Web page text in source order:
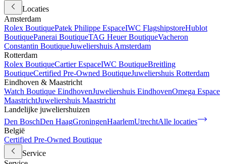
Locaties
Amsterdam
Rolex BoutiquePatek Philippe EspaceIWC FlagshipstoreHublot
BoutiquePanerai BoutiqueTAG Heuer BoutiqueVacheron
Constantin BoutiqueJuweliershuis Amsterdam
Rotterdam
Rolex BoutiqueCartier EspaceIWC BoutiqueBreitling
BoutiqueCertified Pre-Owned BoutiqueJuweliershuis Rotterdam
Eindhoven & Maastricht
Watch Boutique EindhovenJuweliershuis EindhovenOmega Espace
MaastrichtJuweliershuis Maastricht
Landelijke juweliershuizen
Den BoschDen HaagGroningenHaarlemUtrechtAlle locaties
België
Certified Pre-Owned Boutique
Service